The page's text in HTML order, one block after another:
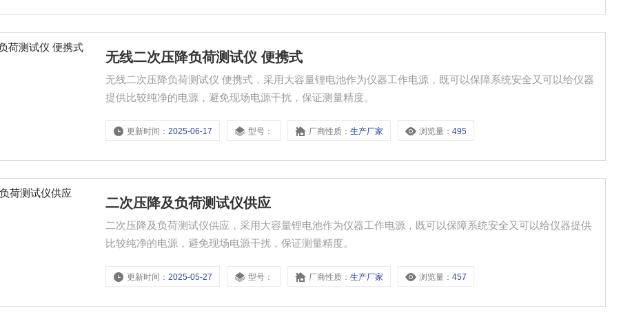
无线二次压降负荷测试仪 便携式
无线二次压降负荷测试仪 便携式，采用大容量锂电池作为仪器工作电源，既可以保障系统安全又可以给仪器
提供比较纯净的电源，避免现场电源干扰，保证测量精度。
更新时间：2025-06-17 型号： 厂商性质：生产厂家 浏览量：495
二次压降及负荷测试仪供应
二次压降及负荷测试仪供应，采用大容量锂电池作为仪器工作电源，既可以保障系统安全又可以给仪器提供
比较纯净的电源，避免现场电源干扰，保证测量精度。
更新时间：2025-05-27 型号： 厂商性质：生产厂家 浏览量：457